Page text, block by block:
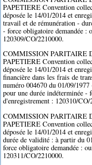
PAPETIERE Convention
déposée le 14/01/2014 et
travail et de rémunération -
- force obligatoire demandée :
120309/CO/2210000.
COMMISSION PARITAIRE
PAPETIERE Convention
déposée le 14/01/2014 et
financière dans les frais de
numéro 004670 du 01/09/
pour une durée indéterminée -
d'enregistrement : 120310/CO/
COMMISSION PARITAIRE
PAPETIERE Convention
déposée le 14/01/2014 et
durée de validité : à partir du
force obligatoire demandée :
120311/CO/2210000.